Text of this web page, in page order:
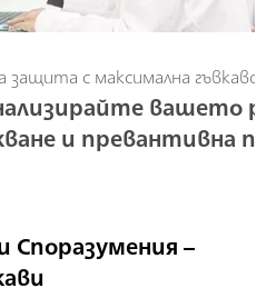
защита с максимална
вашето
и превантивна
Споразумения –